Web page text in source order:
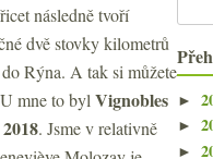
následně tvoří
dvě stovky kilometrů
Rýna. A tak si můžete
mne to byl Vignobles
. Jsme v relativně
►
►
►